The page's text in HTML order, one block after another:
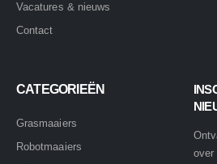
Vacatures & nieuws
Contact
CATEGORIEËN
Grasmaaiers
Robotmaaiers
over